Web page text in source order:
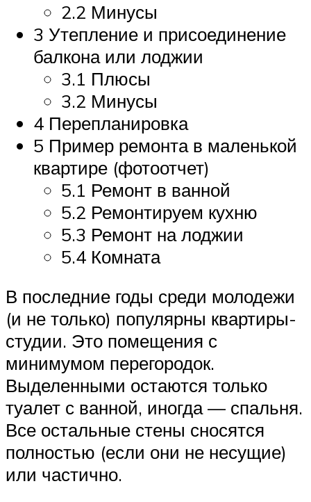
2.2 Минусы
3 Утепление и присоединение
балкона или лоджии
3.1 Плюсы
3.2 Минусы
4 Перепланировка
5 Пример ремонта в маленькой
квартире (фотоотчет)
5.1 Ремонт в ванной
5.2 Ремонтируем кухню
5.3 Ремонт на лоджии
5.4 Комната
В последние годы среди молодежи
(и не только) популярны квартиры-
студии. Это помещения с
минимумом перегородок.
Выделенными остаются только
туалет с ванной, иногда — спальня.
Все остальные стены сносятся
полностью (если они не несущие)
или частично.